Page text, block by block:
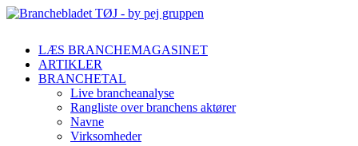
LÆS BRANCHEMAGASINET
ARTIKLER
BRANCHETAL
Live brancheanalyse
Rangliste over branchens aktører
Navne
Virksomheder